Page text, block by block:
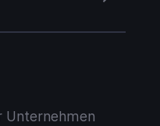
Unternehmen